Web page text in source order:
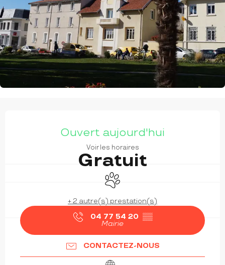
Ouvert aujourd'hui
Voir les horaires
Gratuit
Animaux acceptés
+ 2 autre(s) prestation(s)
04 77 54 20 ▒▒
Mairie
CONTACTEZ-NOUS